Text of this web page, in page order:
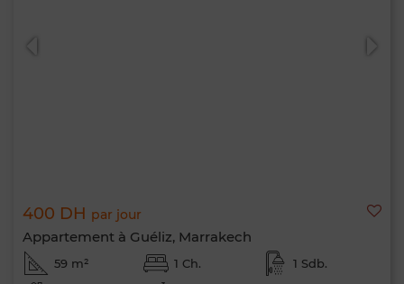
400 DH par jour
Appartement à Guéliz, Marrakech
59 m² 1 Ch. 1 Sdb.